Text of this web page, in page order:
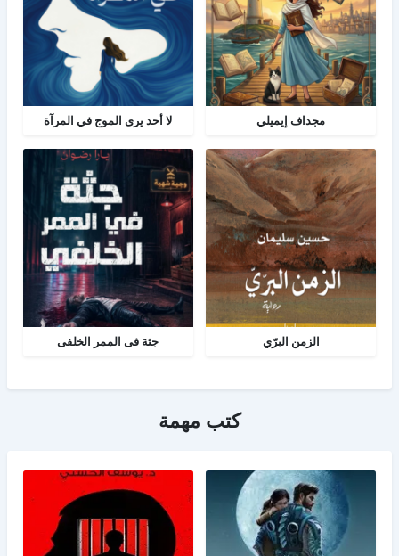
مجداف إيميلي لا أحد يرى الموج في المرآة
الزمن البرّي جثة فى الممر الخلفى
كتب مهمة